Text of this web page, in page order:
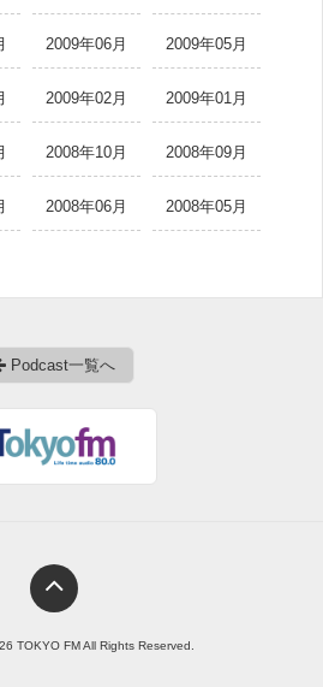
2009年06月 2009年05月
2009年02月 2009年01月
2008年10月 2008年09月
2008年06月 2008年05月
Podcast一覧へ
TOKYO FM All Rights Reserved.